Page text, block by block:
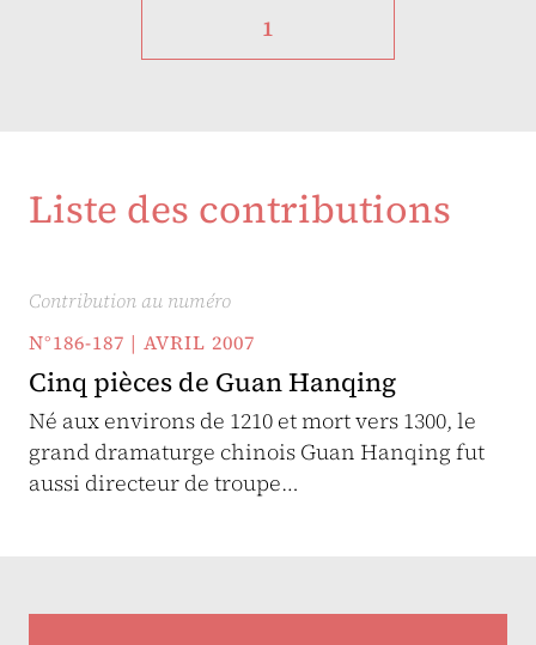
1
Liste des contributions
Contribution au numéro
N°186-187 | AVRIL 2007
Cinq pièces de Guan Hanqing
Né aux environs de 1210 et mort vers 1300, le
grand dramaturge chinois Guan Hanqing fut
aussi directeur de troupe…